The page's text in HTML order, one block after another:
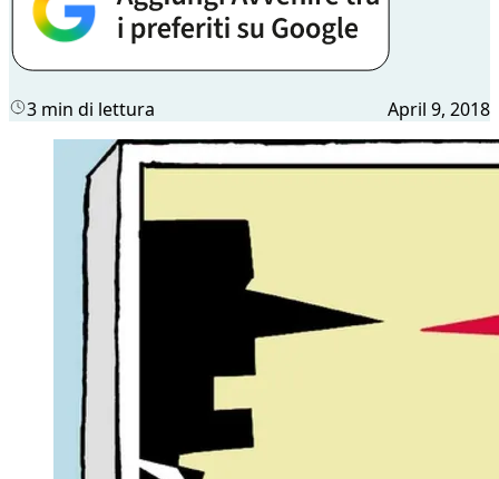
3 min di lettura April 9, 2018